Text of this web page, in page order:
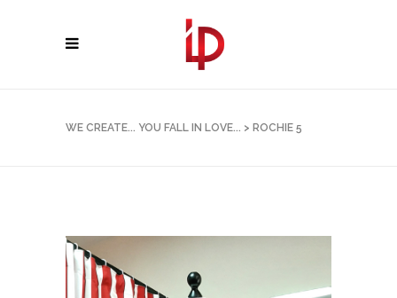
WE CREATE... YOU FALL IN LOVE... > ROCHIE 5